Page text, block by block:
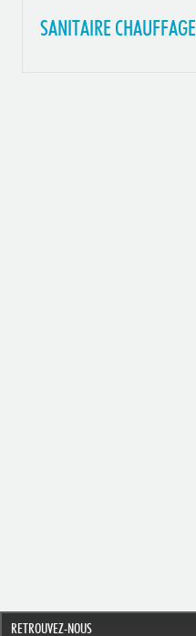
SANITAIRE CHAUFFAGE
RETROUVEZ-NOUS